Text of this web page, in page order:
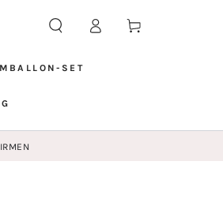
SET
EinloggenWarenkorb